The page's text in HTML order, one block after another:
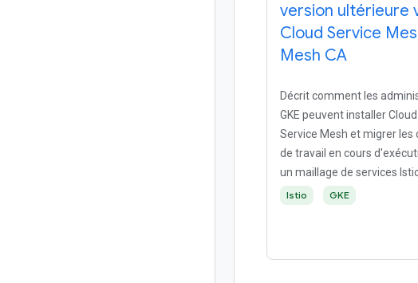
version ultérieure
Cloud Service
Mesh CA
Décrit comment les
GKE peuvent installer Cloud
Service Mesh et migrer les
de travail en cours
un maillage de services
Istio GKE